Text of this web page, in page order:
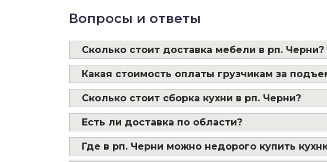
Вопросы и ответы
Сколько стоит доставка мебели в рп. Черни?
Какая стоимость оплаты грузчикам за
Сколько стоит сборка кухни в рп. Черни?
Есть ли доставка по области?
Где в рп. Черни можно недорого купить